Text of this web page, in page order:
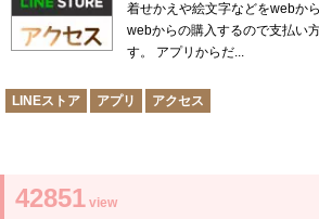
着せかえや絵文字などをwebか
webからの購入するので支払い
す。 アプリからだ...
LINEストア
アプリ アクセス
42851 view